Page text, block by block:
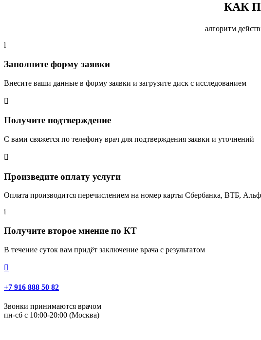
КАК
алгоритм
l
Заполните форму заявки
Внесите ваши данные в форму заявки и загрузите диск с исследованием

Получите подтверждение
С вами свяжется по телефону врач для подтверждения заявки и уточнений

Произведите оплату услуги
Оплата производится перечислением на номер карты Сбербанка, ВТБ,
i
Получите второе мнение по КТ
В течение суток вам придёт заключение врача с результатом

+7 916 888 50 82
Звонки принимаются врачом
пн-сб с 10:00-20:00 (Москва)